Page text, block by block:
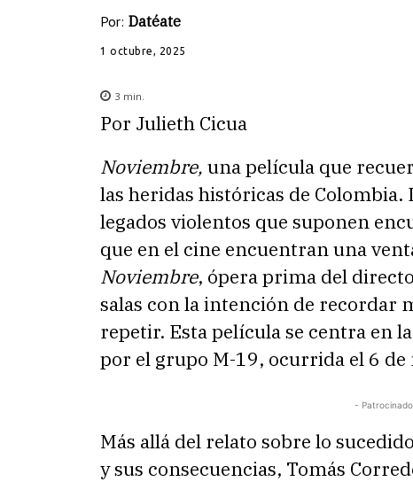
Por: Datéate
1 octubre, 2025
3 min.
Por Julieth Cicua
Noviembre, una película que
las heridas históricas de Colombia.
legados violentos que suponen
que en el cine encuentran una
Noviembre, ópera prima del
salas con la intención de recordar
repetir. Esta película se centra en
por el grupo M-19, ocurrida el 6
-
Más allá del relato sobre lo
y sus consecuencias, Tomás